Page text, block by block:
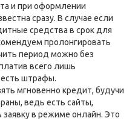
и при оформлении
сразу. В случае если
средства в срок для
пролонгировать
период можно без
всего лишь
штрафы.
мгновенно кредит, будучи
ведь есть сайты,
в режиме онлайн. Это